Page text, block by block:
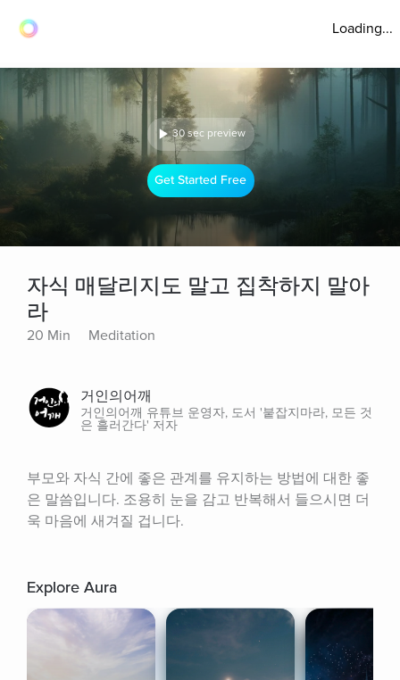
Loading...
30 sec preview
Get Started Free
자식 매달리지도 말고 집착하지 말아
라
20 Min Meditation
거인의어깨
거인의어깨 유튜브 운영자, 도서 '붙잡지마라, 모든 것
은 흘러간다' 저자
부모와 자식 간에 좋은 관계를 유지하는 방법에 대한 좋
은 말씀입니다. 조용히 눈을 감고 반복해서 들으시면 더
욱 마음에 새겨질 겁니다.
Explore Aura